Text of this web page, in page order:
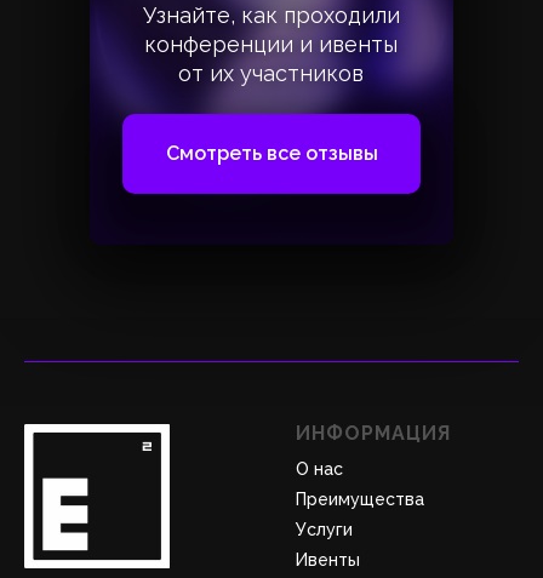
Узнайте, как проходили
конференции и ивенты
от их участников
Узнайте, как проходили
конференции и ивенты
от их участников
Смотреть все отзывы
ИНФОРМАЦИЯ
О нас
Преимущества
Услуги
Ивенты